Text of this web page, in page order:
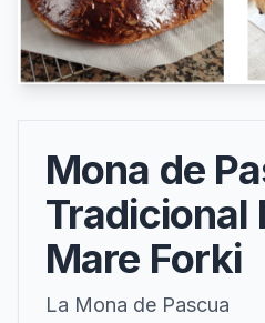
Mona de
Tradicional
Mare Forki
La Mona de Pascua